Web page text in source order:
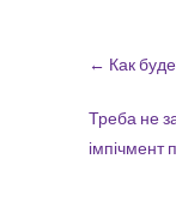
← Как
Треба не
імпічмент